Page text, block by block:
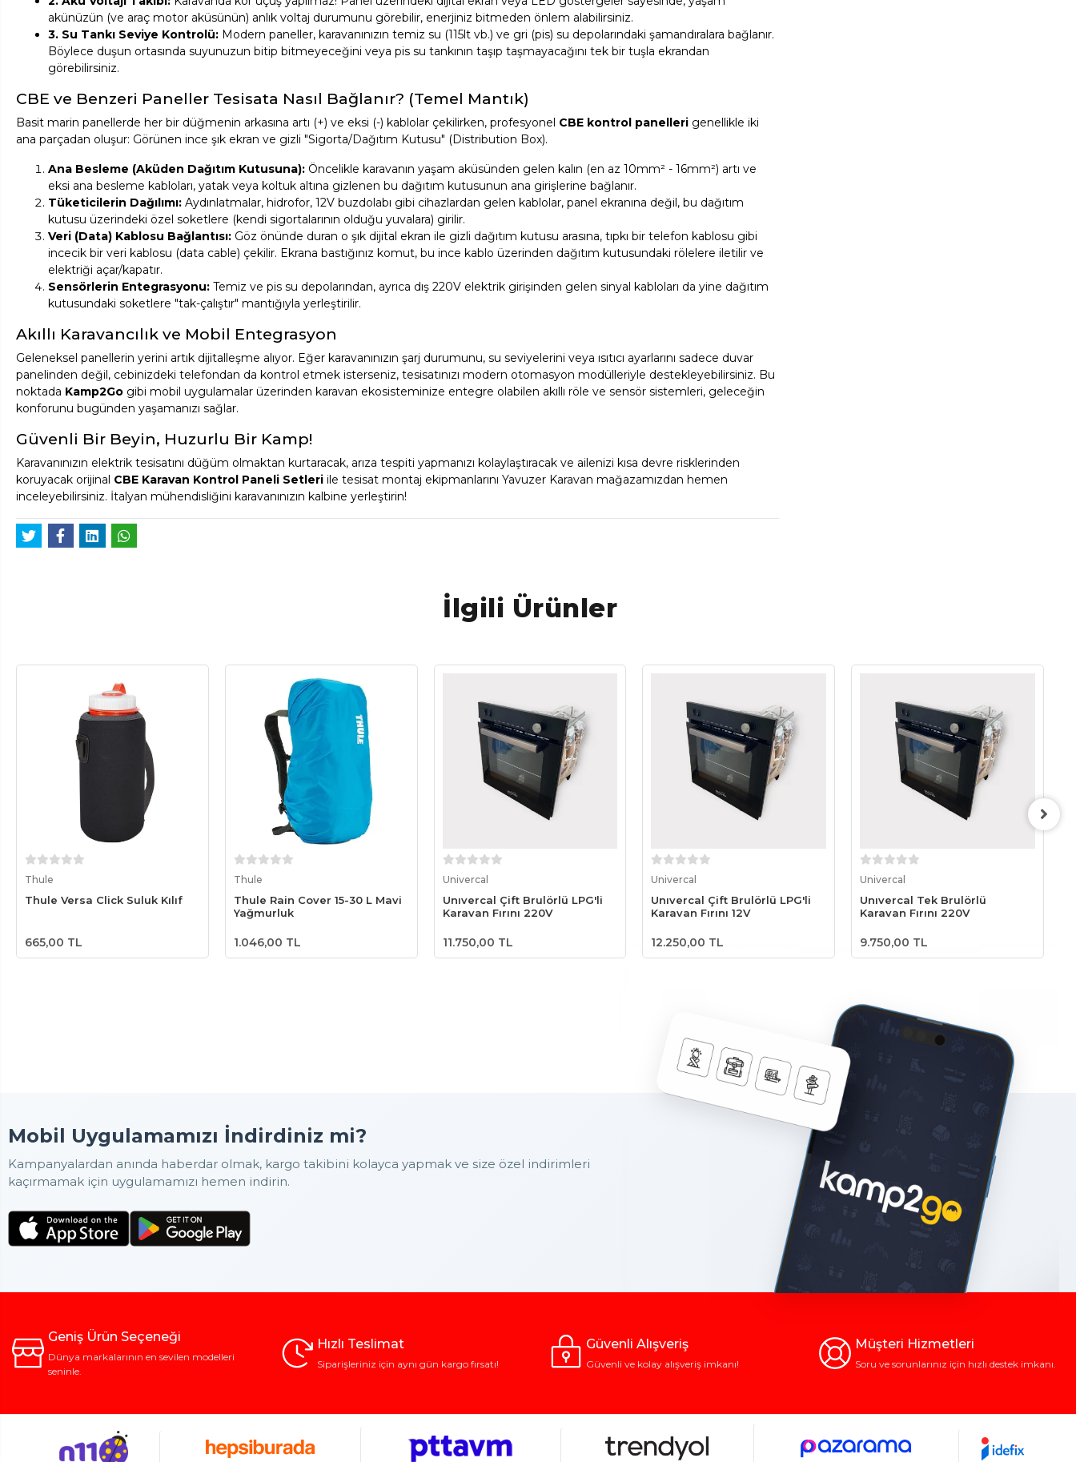
akünüzün (ve araç motor aküsünün) anlık voltaj durumunu görebilir, enerjiniz bitmeden önlem alabilirsiniz.
3. Su Tankı Seviye Kontrolü: Modern paneller, karavanınızın temiz su (115lt vb.) ve gri (pis) su depolarındaki şamandıralara bağlanır.
Böylece duşun ortasında suyunuzun bitip bitmeyeceğini veya pis su tankının taşıp taşmayacağını tek bir tuşla ekrandan
görebilirsiniz.
CBE ve Benzeri Paneller Tesisata Nasıl Bağlanır? (Temel Mantık)
Basit marin panellerde her bir düğmenin arkasına artı (+) ve eksi (-) kablolar çekilirken, profesyonel CBE kontrol panelleri genellikle iki
ana parçadan oluşur: Görünen ince şık ekran ve gizli "Sigorta/Dağıtım Kutusu" (Distribution Box).
Ana Besleme (Aküden Dağıtım Kutusuna): Öncelikle karavanın yaşam aküsünden gelen kalın (en az 10mm² - 16mm²) artı ve
eksi ana besleme kabloları, yatak veya koltuk altına gizlenen bu dağıtım kutusunun ana girişlerine bağlanır.
Tüketicilerin Dağılımı: Aydınlatmalar, hidrofor, 12V buzdolabı gibi cihazlardan gelen kablolar, panel ekranına değil, bu dağıtım
kutusu üzerindeki özel soketlere (kendi sigortalarının olduğu yuvalara) girilir.
Veri (Data) Kablosu Bağlantısı: Göz önünde duran o şık dijital ekran ile gizli dağıtım kutusu arasına, tıpkı bir telefon kablosu gibi
incecik bir veri kablosu (data cable) çekilir. Ekrana bastığınız komut, bu ince kablo üzerinden dağıtım kutusundaki rölelere iletilir ve
elektriği açar/kapatır.
Sensörlerin Entegrasyonu: Temiz ve pis su depolarından, ayrıca dış 220V elektrik girişinden gelen sinyal kabloları da yine dağıtım
kutusundaki soketlere "tak-çalıştır" mantığıyla yerleştirilir.
Akıllı Karavancılık ve Mobil Entegrasyon
Geleneksel panellerin yerini artık dijitalleşme alıyor. Eğer karavanınızın şarj durumunu, su seviyelerini veya ısıtıcı ayarlarını sadece duvar
panelinden değil, cebinizdeki telefondan da kontrol etmek isterseniz, tesisatınızı modern otomasyon modülleriyle destekleyebilirsiniz. Bu
noktada Kamp2Go gibi mobil uygulamalar üzerinden karavan ekosisteminize entegre olabilen akıllı röle ve sensör sistemleri, geleceğin
konforunu bugünden yaşamanızı sağlar.
Güvenli Bir Beyin, Huzurlu Bir Kamp!
Karavanınızın elektrik tesisatını düğüm olmaktan kurtaracak, arıza tespiti yapmanızı kolaylaştıracak ve ailenizi kısa devre risklerinden
koruyacak orijinal CBE Karavan Kontrol Paneli Setleri ile tesisat montaj ekipmanlarını Yavuzer Karavan mağazamızdan hemen
inceleyebilirsiniz. İtalyan mühendisliğini karavanınızın kalbine yerleştirin!
İlgili Ürünler
Thule
Thule Versa Click Suluk Kılıf
665,00 TL
Thule
Thule Rain Cover 15-30 L Mavi
Yağmurluk
1.046,00 TL
Univercal
Unıvercal Çift Brulörlü LPG'li
Karavan Fırını 220V
11.750,00 TL
Univercal
Unıvercal Çift Brulörlü LPG'li
Karavan Fırını 12V
12.250,00 TL
Univercal
Unıvercal Tek Brulörlü
Karavan Fırını 220V
9.750,00 TL
Mobil Uygulamamızı İndirdiniz mi?
Kampanyalardan anında haberdar olmak, kargo takibini kolayca yapmak ve size özel indirimleri
kaçırmamak için uygulamamızı hemen indirin.
Geniş Ürün Seçeneği
Dünya markalarının en sevilen modelleri
seninle.
Hızlı Teslimat
Siparişleriniz için aynı gün kargo fırsatı!
Güvenli Alışveriş
Güvenli ve kolay alışveriş imkanı!
Müşteri Hizmetleri
Soru ve sorunlarınız için hızlı destek imkanı.